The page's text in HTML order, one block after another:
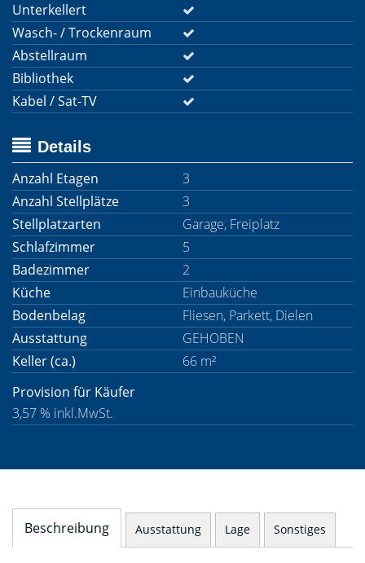
Unterkellert
Wasch- / Trockenraum
Abstellraum
Bibliothek
Kabel / Sat-TV
Details
Anzahl Etagen
3
Anzahl Stellplätze
3
Stellplatzarten
Garage, Freiplatz
Schlafzimmer
5
Badezimmer
2
Küche
Einbauküche
Bodenbelag
Fliesen, Parkett, Dielen
Ausstattung
GEHOBEN
Keller (ca.)
66 m²
Provision für Käufer
3,57 % inkl.MwSt.
Beschreibung Ausstattung Lage Sonstiges